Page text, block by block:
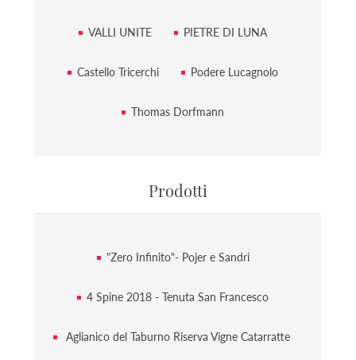
VALLI UNITE PIETRE DI LUNA
Castello Tricerchi Podere Lucagnolo
Thomas Dorfmann
Prodotti
"Zero Infinito"- Pojer e Sandri
4 Spine 2018 - Tenuta San Francesco
Aglianico del Taburno Riserva Vigne Catarratte